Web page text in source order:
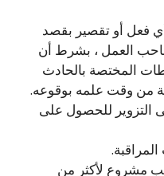
فعل أو تقصير بقصد
العمل ، بشرط أن
المختصة بالحادث
من وقت علمه بوقوعه.
التزوير للحصول على
مشروع لأكثر من